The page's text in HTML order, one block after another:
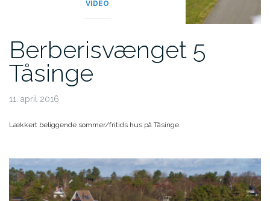
VIDEO
Berberisvænget 5
Tåsinge
11. april 2016
Lækkert beliggende sommer/fritids hus på Tåsinge.